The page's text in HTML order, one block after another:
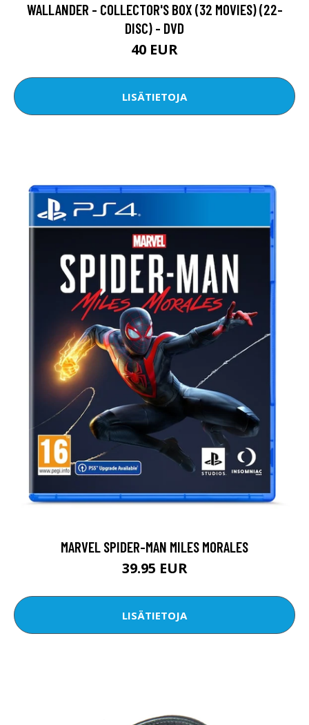
WALLANDER - COLLECTOR'S BOX (32 MOVIES) (22-
DISC) - DVD
40 EUR
LISÄTIETOJA
MARVEL SPIDER-MAN MILES MORALES
39.95 EUR
LISÄTIETOJA